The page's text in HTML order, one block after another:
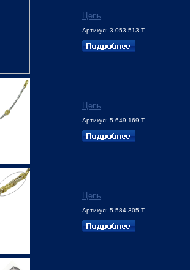
Цепь
Артикул: 3-053-513 Т
Цепь
Артикул: 5-649-169 Т
Цепь
Артикул: 5-584-305 Т